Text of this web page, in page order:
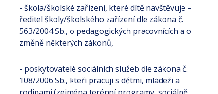
- škola/školské zařízení, které dítě navštěvuje –
ředitel školy/školského zařízení dle zákona č.
563/2004 Sb., o pedagogických pracovnících a o
změně některých zákonů,
- poskytovatelé sociálních služeb dle zákona č.
108/2006 Sb., kteří pracují s dětmi, mládeží a